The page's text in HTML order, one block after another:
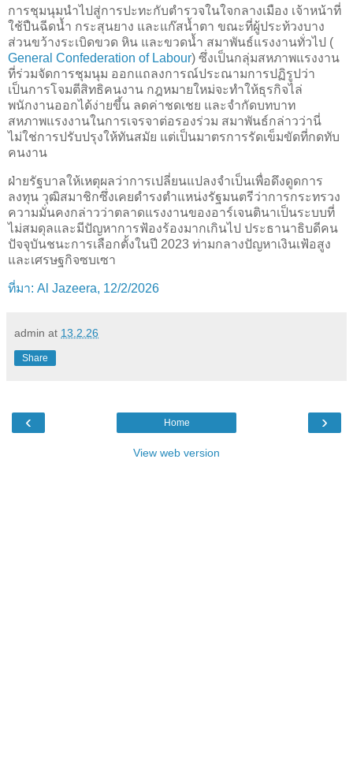
การชุมนุมนำไปสู่การปะทะกับตำรวจในใจกลางเมือง เจ้าหน้าที่
ใช้ปืนฉีดน้ำ กระสุนยาง และแก๊สน้ำตา ขณะที่ผู้ประท้วงบาง
ส่วนขว้างระเบิดขวด หิน และขวดน้ำ สมาพันธ์แรงงานทั่วไป (
General Confederation of Labour) ซึ่งเป็นกลุ่มสหภาพแรงงาน
ที่ร่วมจัดการชุมนุม ออกแถลงการณ์ประณามการปฏิรูปว่า
เป็นการโจมตีสิทธิคนงาน กฎหมายใหม่จะทำให้ธุรกิจไล่
พนักงานออกได้ง่ายขึ้น ลดค่าชดเชย และจำกัดบทบาท
สหภาพแรงงานในการเจรจาต่อรองร่วม สมาพันธ์กล่าวว่านี่
ไม่ใช่การปรับปรุงให้ทันสมัย แต่เป็นมาตรการรัดเข็มขัดที่กดทับ
คนงาน
ฝ่ายรัฐบาลให้เหตุผลว่าการเปลี่ยนแปลงจำเป็นเพื่อดึงดูดการ
ลงทุน วุฒิสมาชิกซึ่งเคยดำรงตำแหน่งรัฐมนตรีว่าการกระทรวง
ความมั่นคงกล่าวว่าตลาดแรงงานของอาร์เจนตินาเป็นระบบที่
ไม่สมดุลและมีปัญหาการฟ้องร้องมากเกินไป ประธานาธิบดีคน
ปัจจุบันชนะการเลือกตั้งในปี 2023 ท่ามกลางปัญหาเงินเฟ้อสูง
และเศรษฐกิจซบเซา
ที่มา: Al Jazeera, 12/2/2026
admin at 13.2.26
Share
‹ ›
Home
View web version